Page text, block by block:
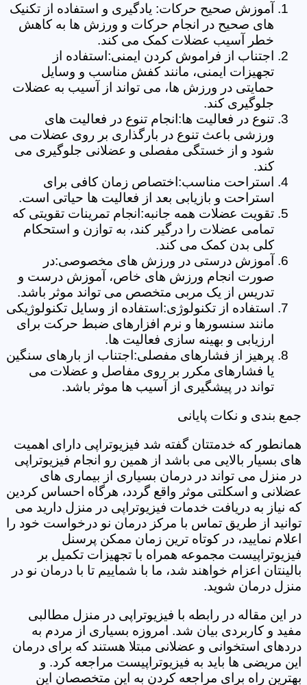
آموزش صحیح حرکات: یادگیری و استفاده از تکنیک
های صحیح در انجام حرکات و ورزش ها به کاهش
خطر آسیب عضلات کمک می کند.
اجتناب از فراموش کردن ایمنی:استفاده از
تجهیزات ایمنی، مانند کفش مناسب و وسایل
حمایتی در ورزش ها، می تواند از آسیب به عضلات
جلوگیری کند.
تنوع در فعالیت ها:انجام تنوع در فعالیت های
ورزشی باعث تنوع در بارگذاری بر روی عضلات می
شود و از خستگی مفصلی و عضلانی جلوگیری می
کند.
استراحت مناسب:اختصاص زمان کافی برای
استراحت و بازیابی بعد از فعالیت ها حیاتی است.
تقویت عضلات همه جانبه:انجام تمرینات تقویتی که
تمامی عضلات را درگیر کند، به توازن و استحکام
کلی بدن کمک می کند.
آموزش درستی در ورزش های مخصوصی:در
صورت انجام ورزش های خاص، آموزش درست و
تدریس از یک مربی متخصص می تواند موثر باشد.
استفاده از تکنولوژی:استفاده از وسایل تکنولوژیکی
مانند سنسورها و نرم افزارهای ضبط حرکت برای
ارزیابی و بهینه سازی فعالیت ها.
پرهیز از فشارهای مفصلی:اجتناب از بارهای سنگین
یا فشارهای مکرر بر روی مفاصل و عضلات می
تواند در پیشگیری از آسیب ها موثر باشد.
جمع بندی و نکات پایانی
همانطور که خدمتتان گفته شد فیزیوتراپی دارای اهمیت
های بسیار بالایی می باشد از همین رو انجام فیزیوتراپی
در منزل می تواند در درمان بسیاری از بیماری های
عضلانی و اسکلتی موثر واقع گردد، هرگاه احساس کردین
که نیاز به دریافت خدمات فیزیوتراپی در منزل دارید می
توانید از طریق تماس با مرکز درمان نو درخواست خود را
اعلام نمایید، در کوتاه ترین زمان ممکن پرسنل
فیزیوتراپیست مجموعه همراه با تجهیزات تکمیل بر
بالینتان اعزام خواهند شد، ما با شماییم تا با درمان نو در
منزل درمان شوید.
در این مقاله در رابطه با فیزیوتراپی در منزل مطالبی
مفید و کاربردی بیان شد. امروزه بسیاری از مردم به
دردهای استخوانی و عضلانی مبتلا هستند که برای درمان
این مریضی ها باید به فیزیوتراپیست مراجعه کرد. و
بهترین راه برای مراجعه کردن به این متخصصان این